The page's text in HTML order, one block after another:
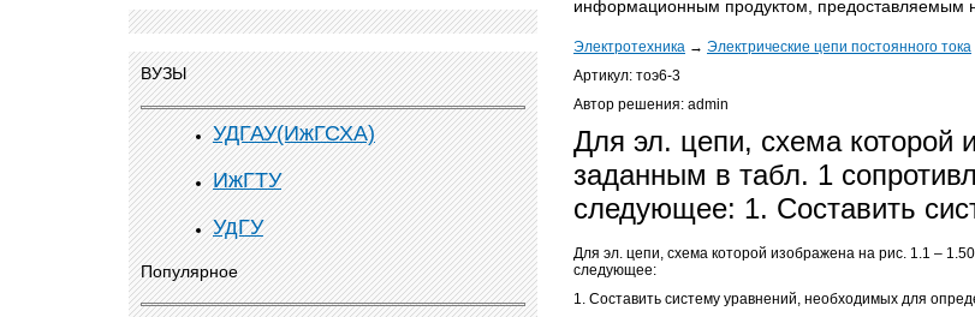
ВУЗЫ
УДГАУ(ИжГСХА)
ИжГТУ
УдГУ
Популярное
информационным продуктом, предоставляемым
Электротехника → Электрические цепи постоянного тока
Артикул: тоэ6-3
Автор решения: admin
Для эл. цепи, схема которой
заданным в табл. 1
следующее: 1. Составить
Для эл. цепи, схема которой изображена на рис. 1.1 –
следующее:
1. Составить систему уравнений, необходимых для